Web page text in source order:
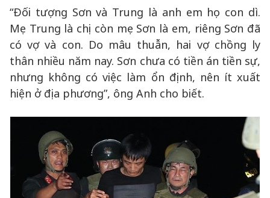
“Đối tượng Sơn và Trung là anh em họ con dì.
Mẹ Trung là chị còn mẹ Sơn là em, riêng Sơn đã
có vợ và con. Do mâu thuẫn, hai vợ chồng ly
thân nhiều năm nay. Sơn chưa có tiền án tiền sự,
nhưng không có việc làm ổn định, nên ít xuất
hiện ở địa phương”, ông Anh cho biết.